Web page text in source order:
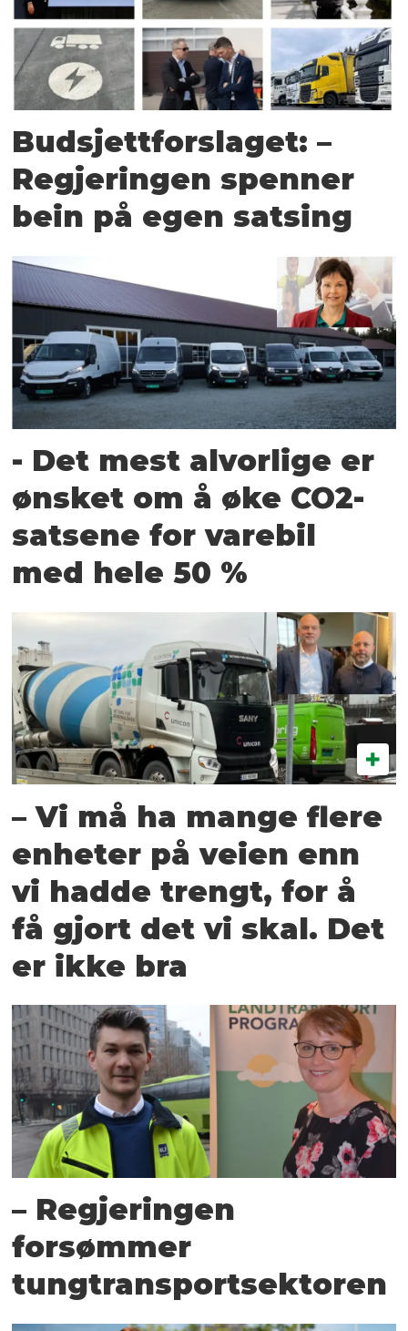
Budsjettforslaget: –
Regjeringen spenner
bein på egen satsing
- Det mest alvorlige er
ønsket om å øke CO2-
satsene for varebil
med hele 50 %
– Vi må ha mange flere
enheter på veien enn
vi hadde trengt, for å
få gjort det vi skal. Det
er ikke bra
– Regjeringen
forsømmer
tungtransportsektoren